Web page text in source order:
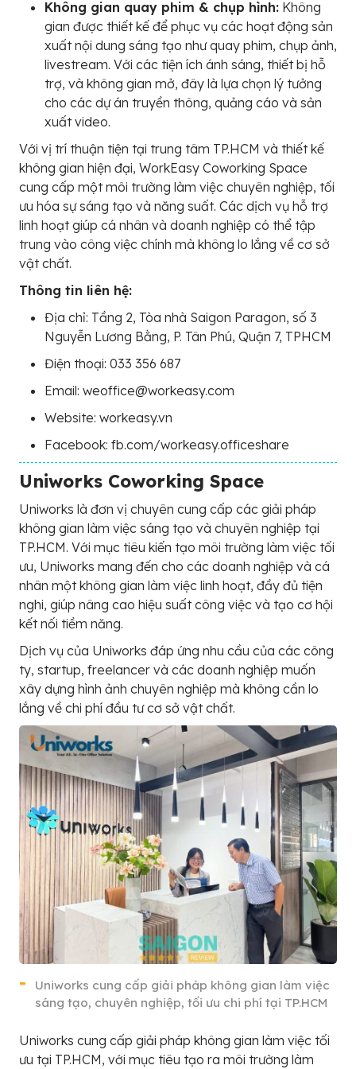
Không gian quay phim & chụp hình: Không
gian được thiết kế để phục vụ các hoạt động sản
xuất nội dung sáng tạo như quay phim, chụp ảnh,
livestream. Với các tiện ích ánh sáng, thiết bị hỗ
trợ, và không gian mở, đây là lựa chọn lý tưởng
cho các dự án truyền thông, quảng cáo và sản
xuất video.
Với vị trí thuận tiện tại trung tâm TP.HCM và thiết kế
không gian hiện đại, WorkEasy Coworking Space
cung cấp một môi trường làm việc chuyên nghiệp, tối
ưu hóa sự sáng tạo và năng suất. Các dịch vụ hỗ trợ
linh hoạt giúp cá nhân và doanh nghiệp có thể tập
trung vào công việc chính mà không lo lắng về cơ sở
vật chất.
Thông tin liên hệ:
Địa chỉ: Tầng 2, Tòa nhà Saigon Paragon, số 3
Nguyễn Lương Bằng, P. Tân Phú, Quận 7, TPHCM
Điện thoại: 033 356 687
Email: weoffice@workeasy.com
Website: workeasy.vn
Facebook: fb.com/workeasy.officeshare
Uniworks Coworking Space
Uniworks là đơn vị chuyên cung cấp các giải pháp
không gian làm việc sáng tạo và chuyên nghiệp tại
TP.HCM. Với mục tiêu kiến tạo môi trường làm việc tối
ưu, Uniworks mang đến cho các doanh nghiệp và cá
nhân một không gian làm việc linh hoạt, đầy đủ tiện
nghi, giúp nâng cao hiệu suất công việc và tạo cơ hội
kết nối tiềm năng.
Dịch vụ của Uniworks đáp ứng nhu cầu của các công
ty, startup, freelancer và các doanh nghiệp muốn
xây dựng hình ảnh chuyên nghiệp mà không cần lo
lắng về chi phí đầu tư cơ sở vật chất.
Uniworks cung cấp giải pháp không gian làm việc
sáng tạo, chuyên nghiệp, tối ưu chi phí tại TP.HCM
Uniworks cung cấp giải pháp không gian làm việc tối
ưu tại TP.HCM, với mục tiêu tạo ra môi trường làm